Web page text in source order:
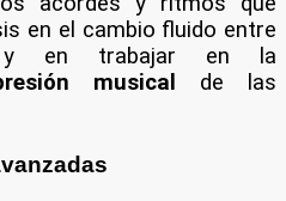
en el cambio fluido entre
y en trabajar en la
musical
de las